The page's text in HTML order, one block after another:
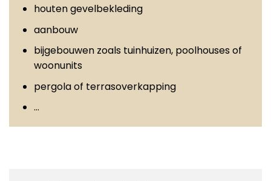
houten gevelbekleding
aanbouw
bijgebouwen zoals tuinhuizen, poolhouses of
woonunits
pergola of terrasoverkapping
…